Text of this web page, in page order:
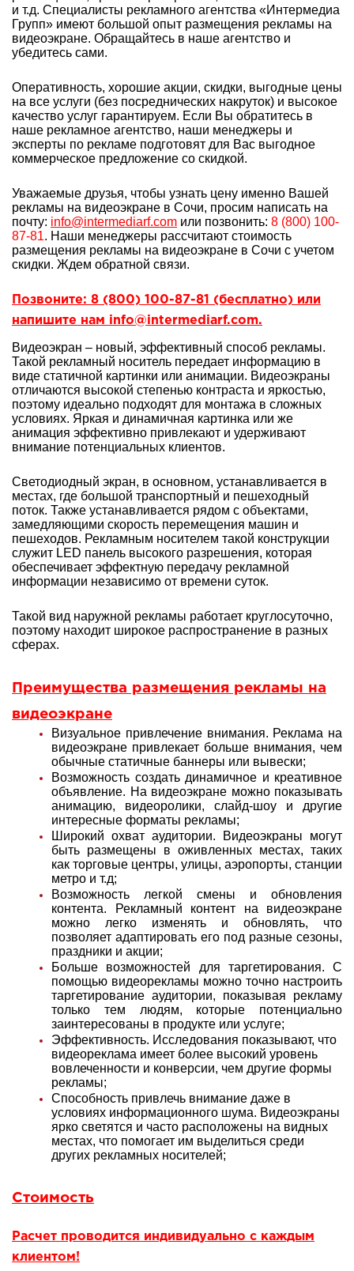
и т.д. Специалисты рекламного агентства «Интермедиа
Групп» имеют большой опыт размещения рекламы на
видеоэкране. Обращайтесь в наше агентство и
убедитесь сами.
Оперативность, хорошие акции, скидки, выгодные цены
на все услуги (без посреднических накруток) и высокое
качество услуг гарантируем. Если Вы обратитесь в
наше рекламное агентство, наши менеджеры и
эксперты по рекламе подготовят для Вас выгодное
коммерческое предложение со скидкой.
Уважаемые друзья, чтобы узнать цену именно Вашей
рекламы на видеоэкране в Сочи, просим написать на
почту: info@intermediarf.com или позвонить: 8 (800) 100-
87-81. Наши менеджеры рассчитают стоимость
размещения рекламы на видеоэкране в Сочи с учетом
скидки. Ждем обратной связи.
Позвоните: 8 (800) 100-87-81 (бесплатно) или
напишите нам info@intermediarf.com.
Видеоэкран – новый, эффективный способ рекламы.
Такой рекламный носитель передает информацию в
виде статичной картинки или анимации. Видеоэкраны
отличаются высокой степенью контраста и яркостью,
поэтому идеально подходят для монтажа в сложных
условиях. Яркая и динамичная картинка или же
анимация эффективно привлекают и удерживают
внимание потенциальных клиентов.
Светодиодный экран, в основном, устанавливается в
местах, где большой транспортный и пешеходный
поток. Также устанавливается рядом с объектами,
замедляющими скорость перемещения машин и
пешеходов. Рекламным носителем такой конструкции
служит LED панель высокого разрешения, которая
обеспечивает эффектную передачу рекламной
информации независимо от времени суток.
Такой вид наружной рекламы работает круглосуточно,
поэтому находит широкое распространение в разных
сферах.
Преимущества размещения рекламы на
видеоэкране
Визуальное привлечение внимания. Реклама на
видеоэкране привлекает больше внимания, чем
обычные статичные баннеры или вывески;
Возможность создать динамичное и креативное
объявление. На видеоэкране можно показывать
анимацию, видеоролики, слайд-шоу и другие
интересные форматы рекламы;
Широкий охват аудитории. Видеоэкраны могут
быть размещены в оживленных местах, таких
как торговые центры, улицы, аэропорты, станции
метро и т.д;
Возможность легкой смены и обновления
контента. Рекламный контент на видеоэкране
можно легко изменять и обновлять, что
позволяет адаптировать его под разные сезоны,
праздники и акции;
Больше возможностей для таргетирования. С
помощью видеорекламы можно точно настроить
таргетирование аудитории, показывая рекламу
только тем людям, которые потенциально
заинтересованы в продукте или услуге;
Эффективность. Исследования показывают, что
видеореклама имеет более высокий уровень
вовлеченности и конверсии, чем другие формы
рекламы;
Способность привлечь внимание даже в
условиях информационного шума. Видеоэкраны
ярко светятся и часто расположены на видных
местах, что помогает им выделиться среди
других рекламных носителей;
Стоимость
Расчет проводится индивидуально с каждым
клиентом!